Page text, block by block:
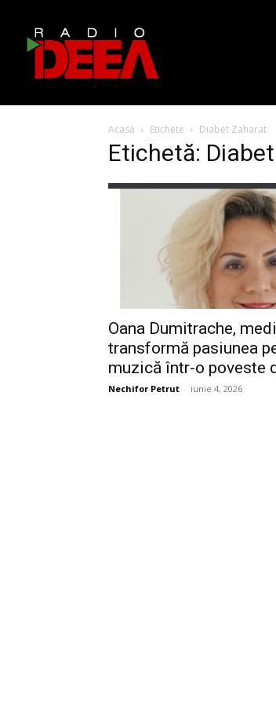
Acasă Etichete Diabet Zaharat
Etichetă:
Oana Dumitrache,
transformă pasiunea
muzică într-o poveste
Nechifor Petrut - iunie 4, 2026